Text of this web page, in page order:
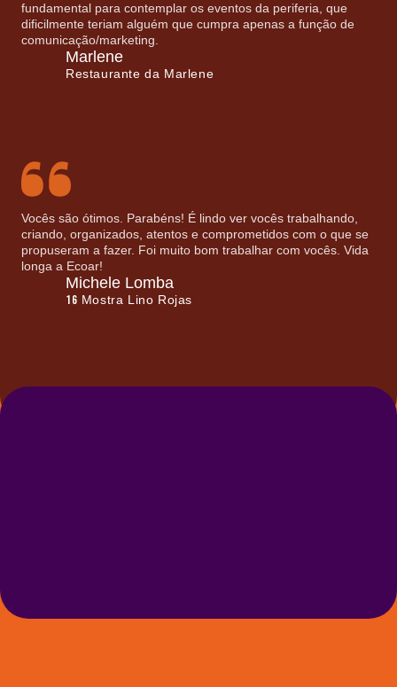
fundamental para contemplar os eventos da periferia, que
dificilmente teriam alguém que cumpra apenas a função de
comunicação/marketing.
Marlene
Restaurante da Marlene
Vocês são ótimos. Parabéns! É lindo ver vocês trabalhando,
criando, organizados, atentos e comprometidos com o que se
propuseram a fazer. Foi muito bom trabalhar com vocês. Vida
longa a Ecoar!
Michele Lomba
16 Mostra Lino Rojas